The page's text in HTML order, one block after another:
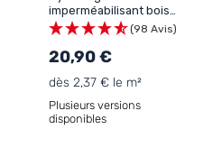
imperméabilisant bois
extérieur et exotique :
IMPERBOIS
(98 Avis)
20,90 €
dès 2,37 € le m²
Plusieurs versions
disponibles